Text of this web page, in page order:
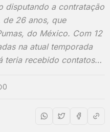
disputando a contratação
de 26 anos, que
do México. Com 12
na atual temporada
teria recebido contatos…
0